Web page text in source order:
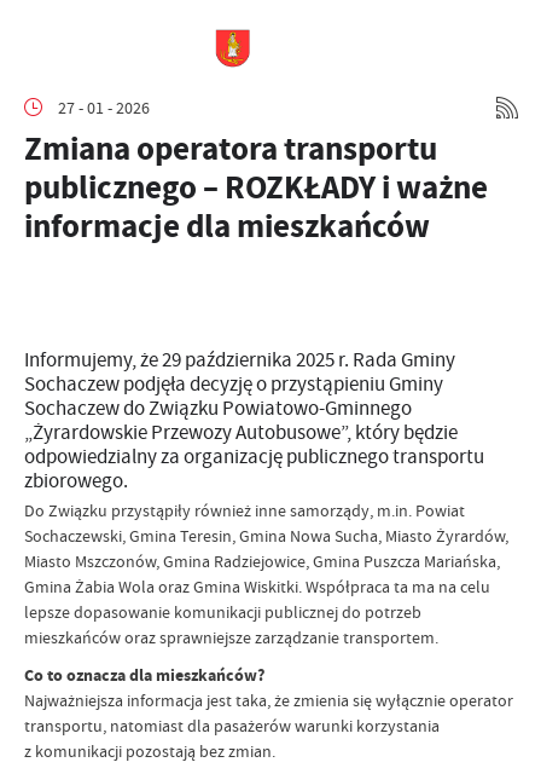
27 - 01 - 2026
Zmiana operatora transportu
publicznego – ROZKŁADY i ważne
informacje dla mieszkańców
Informujemy, że 29 października 2025 r. Rada Gminy
Sochaczew podjęła decyzję o przystąpieniu Gminy
Sochaczew do Związku Powiatowo-Gminnego
„Żyrardowskie Przewozy Autobusowe”, który będzie
odpowiedzialny za organizację publicznego transportu
zbiorowego.
Do Związku przystąpiły również inne samorządy, m.in. Powiat
Sochaczewski, Gmina Teresin, Gmina Nowa Sucha, Miasto Żyrardów,
Miasto Mszczonów, Gmina Radziejowice, Gmina Puszcza Mariańska,
Gmina Żabia Wola oraz Gmina Wiskitki. Współpraca ta ma na celu
lepsze dopasowanie komunikacji publicznej do potrzeb
mieszkańców oraz sprawniejsze zarządzanie transportem.
Co to oznacza dla mieszkańców?
Najważniejsza informacja jest taka, że zmienia się wyłącznie operator
transportu, natomiast dla pasażerów warunki korzystania
z komunikacji pozostają bez zmian.